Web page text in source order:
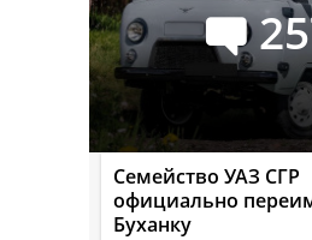
Семейство УАЗ СГР
официально
Буханку